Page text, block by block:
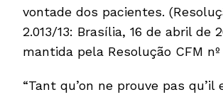
vontade dos pacientes.
2.013/13: Brasília, 16 de abril de
mantida pela Resolução CFM nº
“Tant qu’on ne prouve pas qu’il